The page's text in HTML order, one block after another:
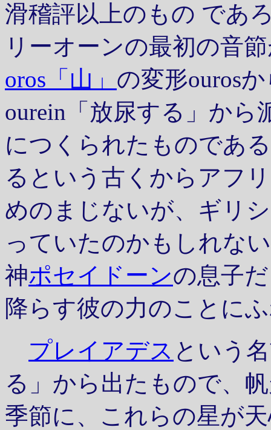
滑稽評以上のもの であ
リーオーンの最初の音
oros「山」 の変形ouros
ourein「放尿する」か
につくられたものであ
るという古くからアフ
めのまじないが、ギリ
っていたのかもしれな
神ポセイドーンの息子
降らす彼の力のことに
プレイアデス という
る」から出たもので、
季節に、これらの星が